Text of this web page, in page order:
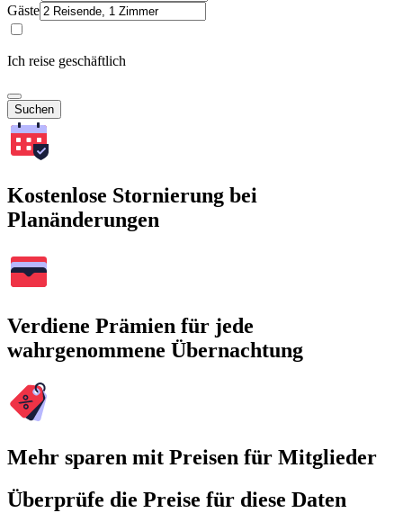
Gäste
Ich reise geschäftlich
Suchen
Kostenlose Stornierung bei
Planänderungen
Verdiene Prämien für jede
wahrgenommene Übernachtung
Mehr sparen mit Preisen für Mitglieder
Überprüfe die Preise für diese Daten